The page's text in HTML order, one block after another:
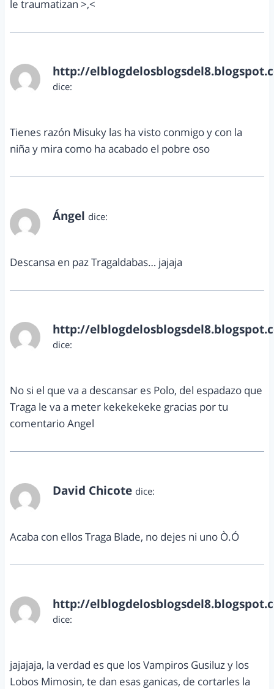
le traumatizan >,<
http://
dice:
Tienes razón Misuky las ha visto conmigo y con la
niña y mira como ha acabado el pobre oso
Ángel dice:
Descansa en paz Tragaldabas… jajaja
http://
dice:
No si el que va a descansar es Polo, del espadazo que
Traga le va a meter kekekekeke gracias por tu
comentario Angel
David Chicote dice:
Acaba con ellos Traga Blade, no dejes ni uno Ò.Ó
http://
dice:
jajajaja, la verdad es que los Vampiros Gusiluz y los
Lobos Mimosin, te dan esas ganicas, de cortarles la